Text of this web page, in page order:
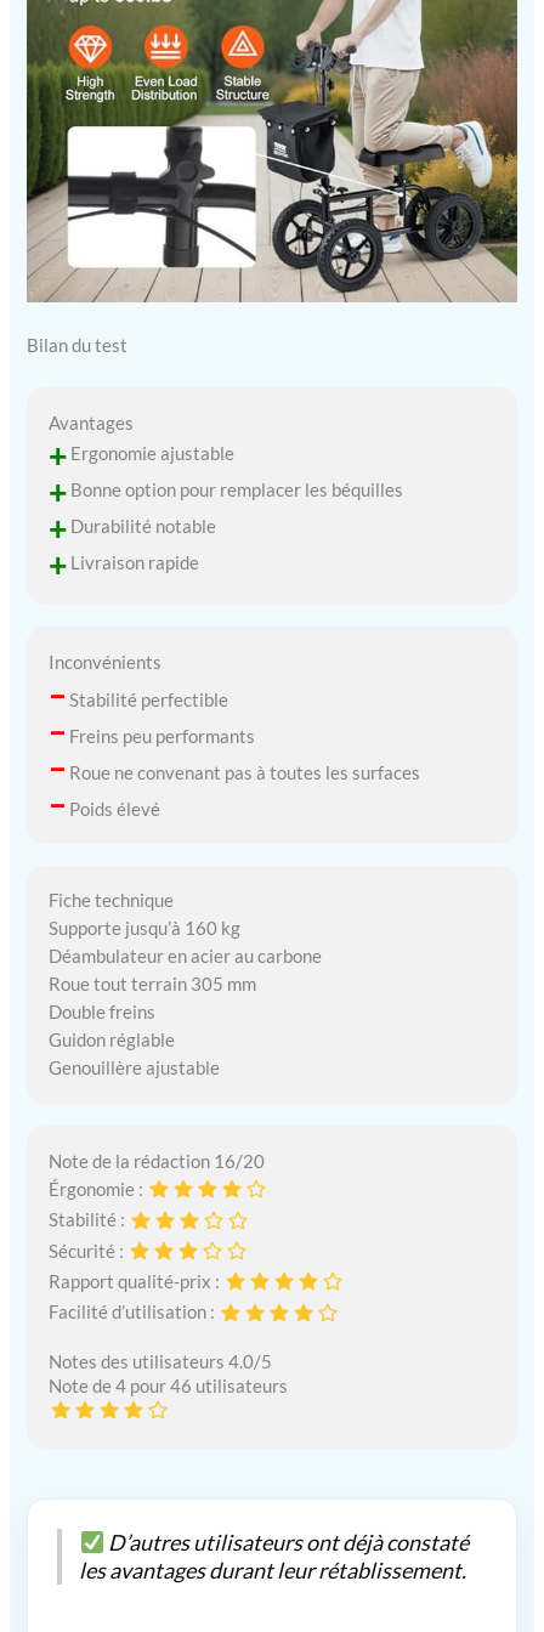
facile à saisir et d'un
double système de
freinage arrière, la
trottinette robuste en
acier au carbone VEVOR
donne la priorité à la
sécurité et au contrôle.
Activez simplement les
freins à main au niveau
du guidon pour un arrêt
rapide et un contrôle
sans effort du rouleau,
Bilan du test
Avantages
+ Ergonomie ajustable
+ Bonne option pour remplacer les béquilles
+ Durabilité notable
+ Livraison rapide
Inconvénients
– Stabilité perfectible
– Freins peu performants
– Roue ne convenant pas à toutes les surfaces
– Poids élevé
Fiche technique
Supporte jusqu’à 160 kg
Déambulateur en acier au carbone
Roue tout terrain 305 mm
Double freins
Guidon réglable
Genouillère ajustable
Note de la rédaction 16/20
Érgonomie :
Stabilité :
Sécurité :
Rapport qualité-prix :
Facilité d’utilisation :
Notes des utilisateurs 4.0/5
Note de 4 pour 46 utilisateurs
D’autres utilisateurs ont déjà constaté
les avantages durant leur rétablissement.